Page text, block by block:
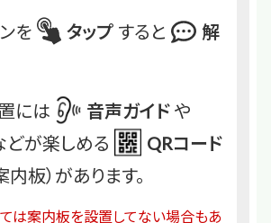
を タップ すると
解
には 音声ガイド や
どが楽しめる
QRコード
板）があります。
は案内板を設置してない場合もあ